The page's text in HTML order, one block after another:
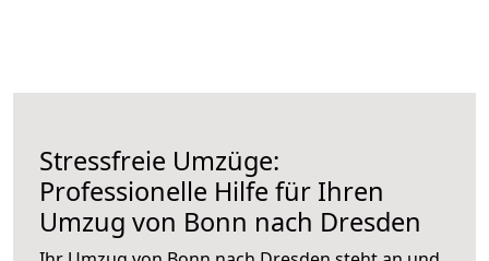
Stressfreie Umzüge:
Professionelle Hilfe für Ihren
Umzug von Bonn nach Dresden